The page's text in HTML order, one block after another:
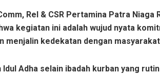
Rel & CSR Pertamina Patra Niaga
kegiatan ini adalah wujud nyata
menjalin kedekatan dengan
Idul Adha selain ibadah kurban yang